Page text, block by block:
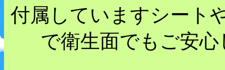
付属していますシート
で衛生面でもご安